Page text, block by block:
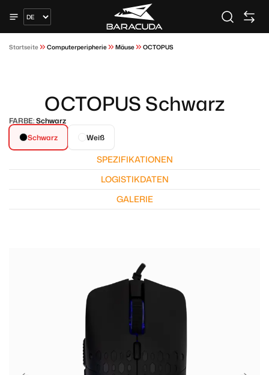
Startseite Computerperipherie Mäuse OCTOPUS
OCTOPUS Schwarz
FARBE:Schwarz
Schwarz
Weiß
SPEZIFIKATIONEN
LOGISTIKDATEN
GALERIE